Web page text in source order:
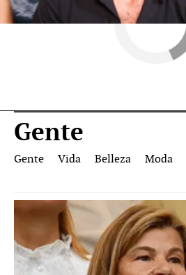
Gente
Gente Vida Belleza Moda